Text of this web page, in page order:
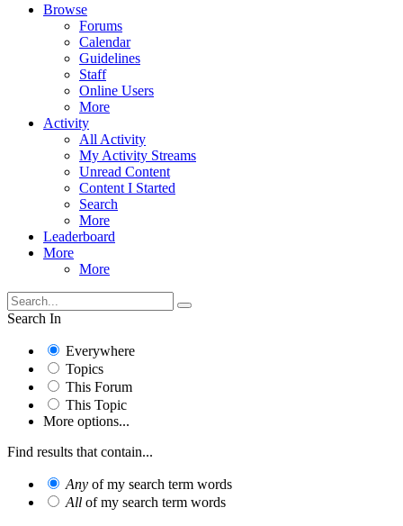
Browse
Forums
Calendar
Guidelines
Staff
Online Users
More
Activity
All Activity
My Activity Streams
Unread Content
Content I Started
Search
More
Leaderboard
More
More
Search In
Everywhere
Topics
This Forum
This Topic
More options...
Find results that contain...
Any of my search term words
All of my search term words